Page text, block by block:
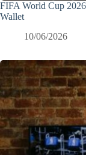
FIFA World Cup
Wallet
10/06/2026